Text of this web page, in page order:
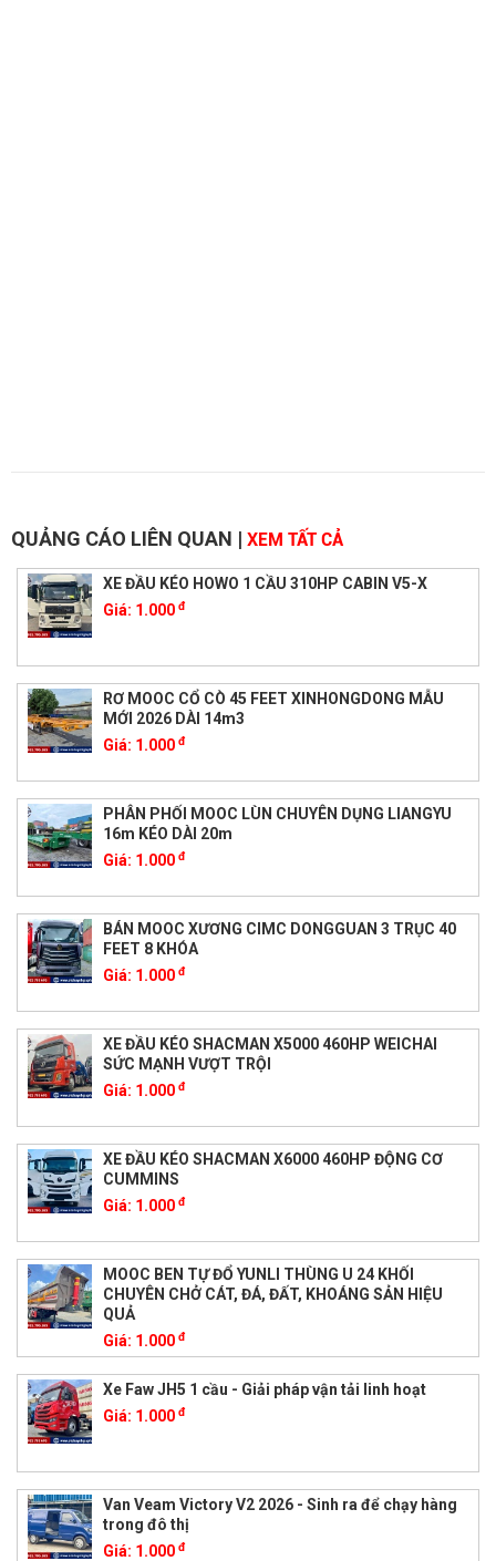
QUẢNG CÁO LIÊN QUAN | XEM TẤT CẢ
XE ĐẦU KÉO HOWO 1 CẦU 310HP CABIN V5-X
Giá: 1.000 đ
RƠ MOOC CỔ CÒ 45 FEET XINHONGDONG MẪU
MỚI 2026 DÀI 14m3
Giá: 1.000 đ
PHÂN PHỐI MOOC LÙN CHUYÊN DỤNG LIANGYU
16m KÉO DÀI 20m
Giá: 1.000 đ
BÁN MOOC XƯƠNG CIMC DONGGUAN 3 TRỤC 40
FEET 8 KHÓA
Giá: 1.000 đ
XE ĐẦU KÉO SHACMAN X5000 460HP WEICHAI
SỨC MẠNH VƯỢT TRỘI
Giá: 1.000 đ
XE ĐẦU KÉO SHACMAN X6000 460HP ĐỘNG CƠ
CUMMINS
Giá: 1.000 đ
MOOC BEN TỰ ĐỔ YUNLI THÙNG U 24 KHỐI
CHUYÊN CHỞ CÁT, ĐÁ, ĐẤT, KHOÁNG SẢN HIỆU
QUẢ
Giá: 1.000 đ
Xe Faw JH5 1 cầu - Giải pháp vận tải linh hoạt
Giá: 1.000 đ
Van Veam Victory V2 2026 - Sinh ra để chạy hàng
trong đô thị
Giá: 1.000 đ